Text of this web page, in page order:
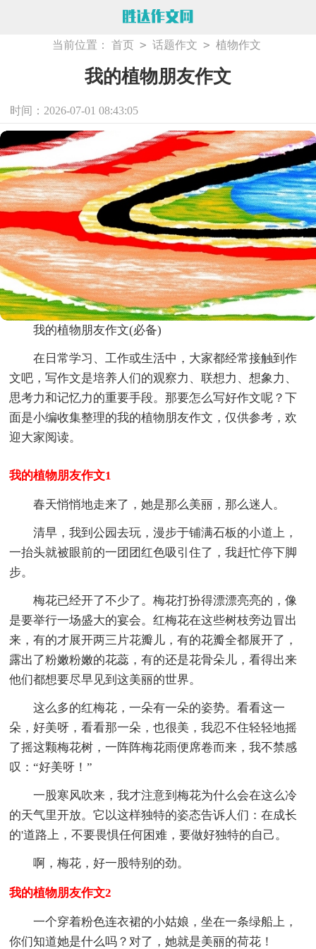
当前位置： 首页 > 话题作文 > 植物作文
我的植物朋友作文
时间：2026-07-01 08:43:05
我的植物朋友作文(必备)
在日常学习、工作或生活中，大家都经常接触到作
文吧，写作文是培养人们的观察力、联想力、想象力、
思考力和记忆力的重要手段。那要怎么写好作文呢？下
面是小编收集整理的我的植物朋友作文，仅供参考，欢
迎大家阅读。
我的植物朋友作文1
春天悄悄地走来了，她是那么美丽，那么迷人。
清早，我到公园去玩，漫步于铺满石板的小道上，
一抬头就被眼前的一团团红色吸引住了，我赶忙停下脚
步。
梅花已经开了不少了。梅花打扮得漂漂亮亮的，像
是要举行一场盛大的宴会。红梅花在这些树枝旁边冒出
来，有的才展开两三片花瓣儿，有的花瓣全都展开了，
露出了粉嫩粉嫩的花蕊，有的还是花骨朵儿，看得出来
他们都想要尽早见到这美丽的世界。
这么多的红梅花，一朵有一朵的姿势。看看这一
朵，好美呀，看看那一朵，也很美，我忍不住轻轻地摇
了摇这颗梅花树，一阵阵梅花雨便席卷而来，我不禁感
叹：“好美呀！”
一股寒风吹来，我才注意到梅花为什么会在这么冷
的天气里开放。它以这样独特的姿态告诉人们：在成长
的'道路上，不要畏惧任何困难，要做好独特的自己。
啊，梅花，好一股特别的劲。
我的植物朋友作文2
一个穿着粉色连衣裙的小姑娘，坐在一条绿船上，
你们知道她是什么吗？对了，她就是美丽的荷花！